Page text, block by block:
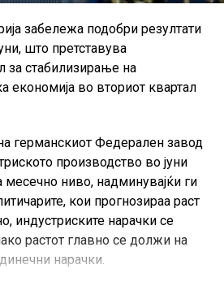
забележа подобри резултати
што претставува
за стабилизирање на
економија во вториот квартал
германскиот Федерален завод
производство во јуни
месечно ниво, надминувајќи ги
кои прогнозираа раст
индустриските нарачки се
растот главно се должи на
нарачки.